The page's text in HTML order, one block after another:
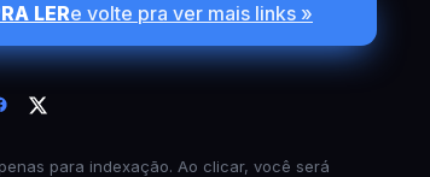
LERe volte pra ver mais links »
para indexação. Ao clicar, você será